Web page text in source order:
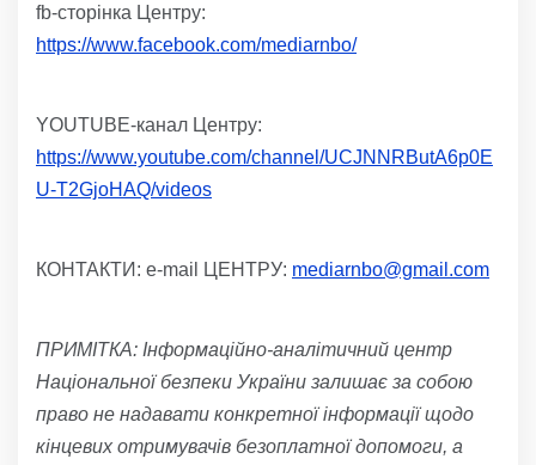
fb-сторінка Центру:
https://www.facebook.com/mediarnbo/
YOUTUBE-канал Центру:
https://www.youtube.com/channel/UCJNNRButA6p0E
U-T2GjoHAQ/videos
КОНТАКТИ: e-mail ЦЕНТРУ: mediarnbo@gmail.com
ПРИМІТКА: Інформаційно-аналітичний центр
Національної безпеки України залишає за собою
право не надавати конкретної інформації щодо
кінцевих отримувачів безоплатної допомоги, а